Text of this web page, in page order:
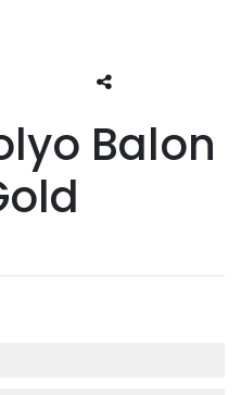
Balon